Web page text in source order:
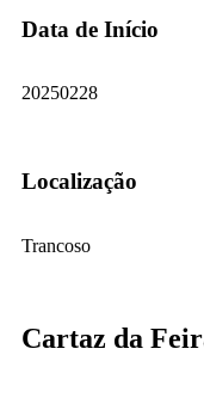
Data de Início
20250228
Localização
Trancoso
Cartaz da